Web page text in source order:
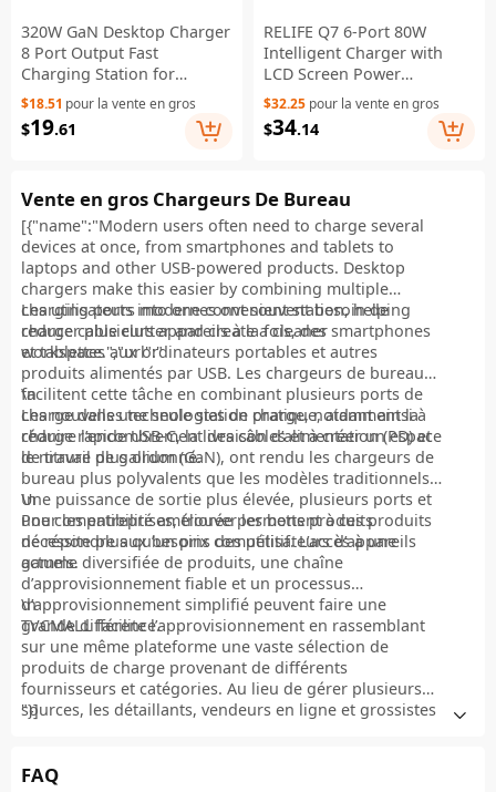
320W GaN Desktop Charger
8 Port Output Fast
Charging Station for
Phones Tablets Drones - US
Plug
$18.51 pour la vente en gros
$19.61
RELIFE Q7 6-Port 80W
Intelligent Charger with
LCD Screen Power
Distribution for Electronic
Devices - EU Plug
$32.25 pour la vente en gros
$34.14
Vente en gros Chargeurs De Bureau
[{"name":"Modern users often need to charge several
devices at once, from smartphones and tablets to
laptops and other USB-powered products. Desktop
chargers make this easier by combining multiple
charging ports into one convenient station, helping
reduce cable clutter and create a cleaner
workspace.","url":"
Les utilisateurs modernes ont souvent besoin de
charger plusieurs appareils à la fois, des smartphones
et tablettes aux ordinateurs portables et autres
produits alimentés par USB. Les chargeurs de bureau
facilitent cette tâche en combinant plusieurs ports de
charge dans une seule station pratique, aidant ainsi à
réduire l’encombrement des câbles et à créer un espace
de travail plus ordonné.
\n
Les nouvelles technologies de charge, notamment la
charge rapide USB-C, la livraison d’alimentation (PD) et
le nitrure de gallium (GaN), ont rendu les chargeurs de
bureau plus polyvalents que les modèles traditionnels.
Une puissance de sortie plus élevée, plusieurs ports et
une compatibilité améliorée permettent à ces produits
de répondre aux besoins des utilisateurs d’appareils
actuels.
\n
Pour les entreprises, trouver les bons produits
nécessite plus qu’un prix compétitif. L’accès à une
gamme diversifiée de produits, une chaîne
d’approvisionnement fiable et un processus
d’approvisionnement simplifié peuvent faire une
grande différence.
\n
TVCMALL facilite l’approvisionnement en rassemblant
sur une même plateforme une vaste sélection de
produits de charge provenant de différents
fournisseurs et catégories. Au lieu de gérer plusieurs
sources, les détaillants, vendeurs en ligne et grossistes
"}]
FAQ